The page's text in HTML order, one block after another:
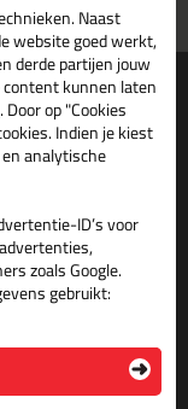
je afhaalt
zijn?
bij kitcentrum.nl
worden?
Naast
website goed werkt,
derde partijen jouw
kunnen laten
. Door op "Cookies
Indien je kiest
analytische
ID’s voor
zoals Google.
gebruikt: